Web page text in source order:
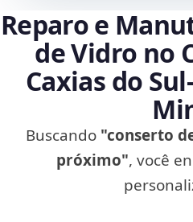
Reparo e
de Vidro no
Caxias do
Buscando "conserto
próximo", você